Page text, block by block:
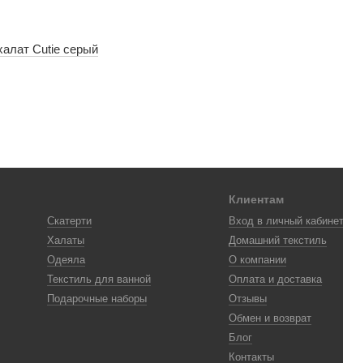
Cutie серый
Скатерти
Халаты
Одеяла
Текстиль для ванной
Подарочные наборы
Клиентам
Вход в личный кабинет
Домашний текстиль
О компании
Оплата и доставка
Отзывы
Обмен и возврат
Блог
Контакты